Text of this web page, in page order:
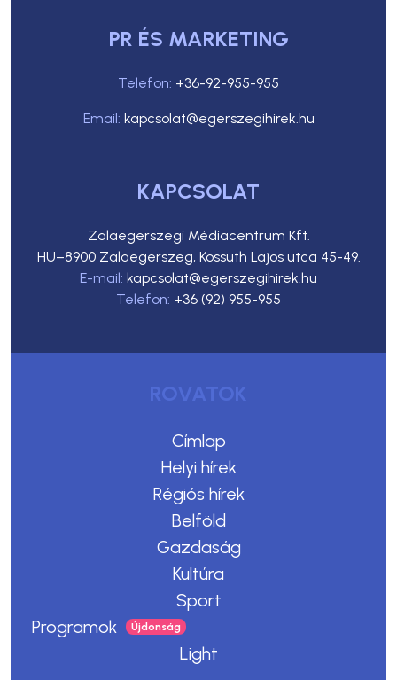
PR ÉS MARKETING
Telefon: +36-92-955-955
Email: kapcsolat@egerszegihirek.hu
KAPCSOLAT
Zalaegerszegi Médiacentrum Kft.
HU–8900 Zalaegerszeg, Kossuth Lajos utca 45-49.
E-mail: kapcsolat@egerszegihirek.hu
Telefon: +36 (92) 955-955
ROVATOK
Címlap
Helyi hírek
Régiós hírek
Belföld
Gazdaság
Kultúra
Sport
Programok
Light